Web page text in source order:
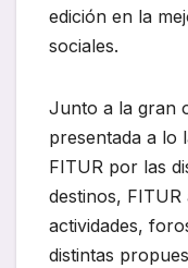
edición en la
sociales.
Junto a la gran
presentada a lo
FITUR por las
destinos,
actividades,
distintas